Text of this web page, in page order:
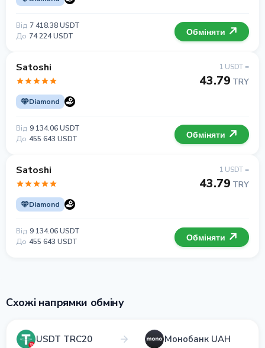
Від 7 418.38 USDT
До 74 224 USDT Обміняти
Satoshi
Diamond
1 USDT =
43.79 TRY
Від 9 134.06 USDT
До 455 643 USDT Обміняти
Satoshi
Diamond
1 USDT =
43.79 TRY
Від 9 134.06 USDT
До 455 643 USDT Обміняти
Схожі напрямки обміну
USDT TRC20 Монобанк UAH